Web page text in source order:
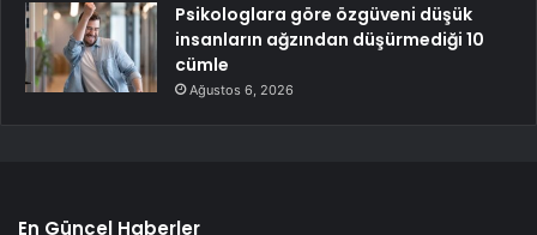
Psikologlara göre özgüveni düşük
insanların ağzından düşürmediği 10
cümle
Ağustos 6, 2026
En Güncel Haberler